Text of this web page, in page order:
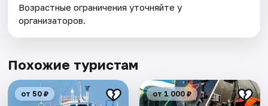
Возрастные ограничения уточняйте у
организаторов.
Похожие туристам
от 50 ₽ от 1 000 ₽